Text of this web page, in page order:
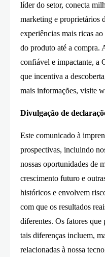
líder do setor, conecta
marketing e proprietários
experiências mais ricas
do produto até a compra.
confiável e impactante, a
que incentiva a
mais informações, visite
Divulgação de
Este comunicado à
prospectivas, incluindo
nossas oportunidades de
crescimento futuro e
históricos e envolvem
com que os resultados
diferentes. Os fatores
tais diferenças incluem,
relacionadas à nossa